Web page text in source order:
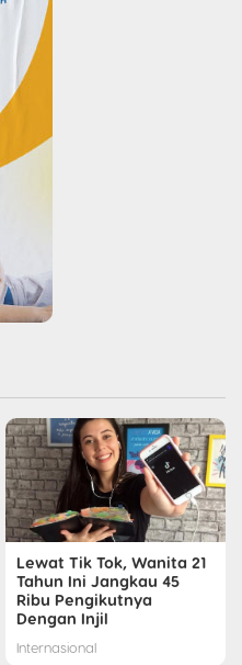
Lewat Tik Tok, Wanita 21
Tahun Ini Jangkau 45
Ribu Pengikutnya
Dengan Injil
Internasional